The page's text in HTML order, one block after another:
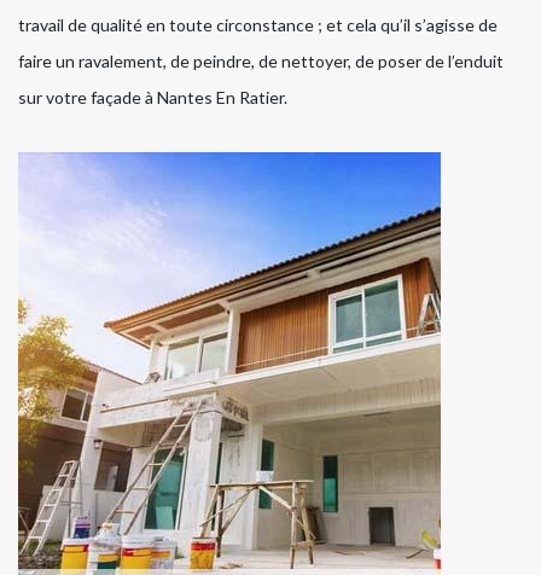
travail de qualité en toute circonstance ; et cela qu’il s’agisse de
faire un ravalement, de peindre, de nettoyer, de poser de l’enduit
sur votre façade à Nantes En Ratier.